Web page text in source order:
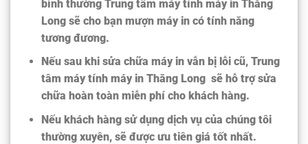
bình thường Trung tâm máy tính máy in Thăng
Longsẽ cho bạn mượn máy in có tính năng
tương đương.
Nếu sau khi sửa chữa máy in vẫn bị lỗi cũ, Trung
tâm máy tính máy in Thăng Longsẽ hỗ trợ sửa
chữa hoàn toàn miễn phí cho khách hàng.
Nếu khách hàng sử dụng dịch vụ của chúng tôi
thường xuyên, sẽ được ưu tiên giá tốt nhất.